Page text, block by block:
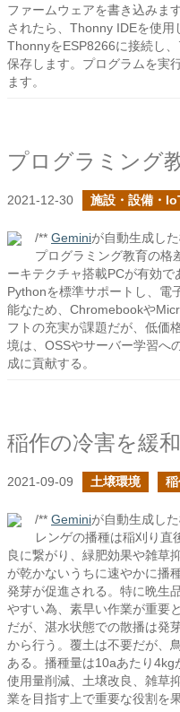
ファームウェアを書き込みま
されたら、Thonny IDEを使用
ThonnyをESP8266に接続し
保存します。プログラムを実
ます。
2021-12-30 施設・設備・
/** Geminiが自動生成し
プログラミング教育の格
ーキテクチャ搭載PCが有効
Pythonを標準サポートし、電
能なため、Chromebookや
フトの充実が課題だが、低価
境は、OSSやサーバー学習へ
成に貢献する。
2021-09-09 土壌環境
/** Geminiが自動生成し
レンゲの播種は稲刈り直
良に繋がり、緑肥効果や雑草
が乾かないうちに速やかに播
発芽が促進される。特に晩生
やすい為、素早い作業が重要
だが、湛水状態での散播は発
から行う。覆土は不要だが、
ある。播種量は10aあたり
使用量削減、土壌改良、雑草
業を目指す上で重要な役割を果